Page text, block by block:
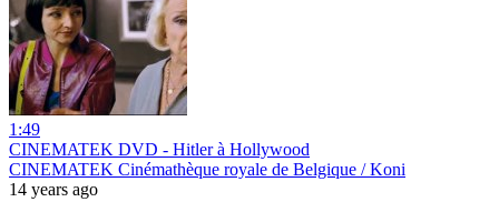
1:49
CINEMATEK DVD - Hitler à Hollywood
CINEMATEK Cinémathèque royale de Belgique / Koni
14 years ago